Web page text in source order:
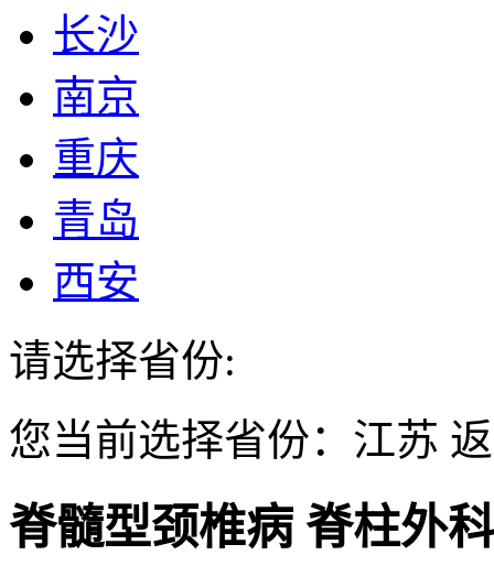
长沙
南京
重庆
青岛
西安
请选择省份:
您当前选择省份： 江苏
脊髓型颈椎病 脊柱外科